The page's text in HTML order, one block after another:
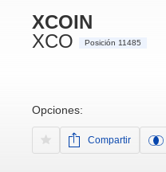
XCOIN
XCO
Posición 11485
Opciones:
Compartir